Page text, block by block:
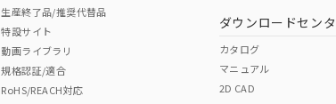
生産終了品/推奨代替品
特設サイト
動画ライブラリ
規格認証/適合
RoHS/REACH対応
ダウンロードセンタ
カタログ
マニュアル
2D CAD